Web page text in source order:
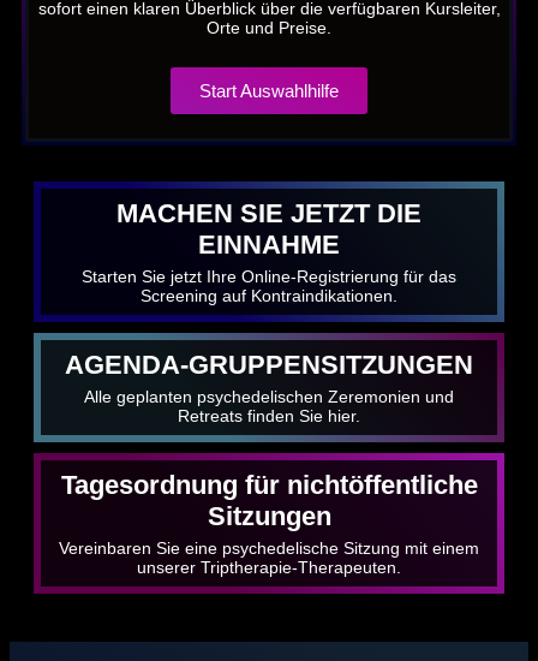
sofort einen klaren Überblick über die verfügbaren Kursleiter,
Orte und Preise.
Start Auswahlhilfe
MACHEN SIE JETZT DIE
EINNAHME
Starten Sie jetzt Ihre Online-Registrierung für das
Screening auf Kontraindikationen.
AGENDA-GRUPPENSITZUNGEN
Alle geplanten psychedelischen Zeremonien und
Retreats finden Sie hier.
Tagesordnung für nichtöffentliche
Sitzungen
Vereinbaren Sie eine psychedelische Sitzung mit einem
unserer Triptherapie-Therapeuten.